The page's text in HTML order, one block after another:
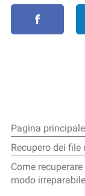
Pagina principale
Recupero dei file
Come
modo irreparabile